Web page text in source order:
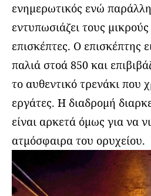
ενημερωτικός ενώ
εντυπωσιάζει τους
επισκέπτες. Ο επισκέπτης
παλιά στοά 850 και
το αυθεντικό τρενάκι που
εργάτες. Η διαδρομή
είναι αρκετά όμως για να
ατμόσφαιρα του ορυχείου.